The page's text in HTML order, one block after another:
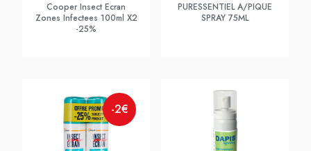
Cooper Insect Ecran
Zones Infectees 100ml X2
-25%
PURESSENTIEL A/PIQUE
SPRAY 75ML
-2€